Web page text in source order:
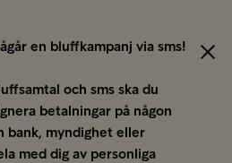
en bluffkampanj via sms!
och sms ska du
betalningar på någon
bank, myndighet eller
med dig av personliga